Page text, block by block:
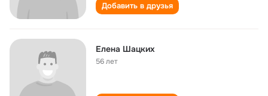
Добавить в друзья
Елена Шацких
56 лет